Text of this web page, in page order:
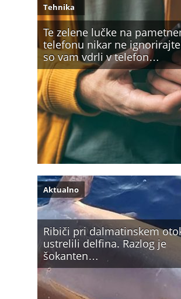
Te zelene lučke na
telefonu nikar ne
so vam vdrli v telefon…
Tehnika
Ribiči pri dalmatinskem
ustrelili delfina. Razlog je
šokanten…
Aktualno